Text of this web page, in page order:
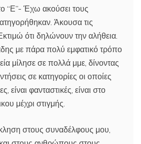
“Ε”- Έχω ακούσει τους
Άκουσα τις
ότι δηλώνουν την αλήθεια.
με πάρα πολύ εμφατικό τρόπο
μίλησε σε πολλά μμε, δίνοντας
σε κατηγορίες οι οποίες
είναι φανταστικές, είναι στο
μέχρι στιγμής.
στους συναδέλφους μου,